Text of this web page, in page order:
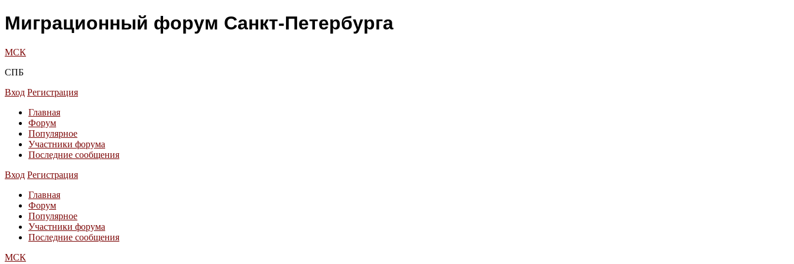
Миграционный форум Санкт-Петербурга
МСК
СПБ
Вход Регистрация
Главная
Форум
Популярное
Участники форума
Последние сообщения
Вход Регистрация
Главная
Форум
Популярное
Участники форума
Последние сообщения
МСК